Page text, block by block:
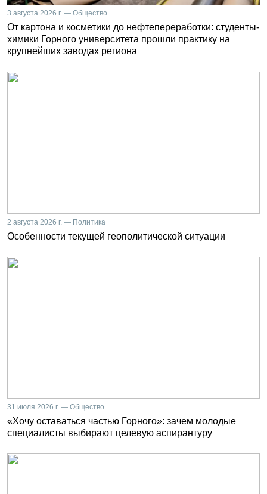
3 августа 2026 г. — Общество
От картона и косметики до нефтепереработки: студенты-
химики Горного университета прошли практику на
крупнейших заводах региона
2 августа 2026 г. — Политика
Особенности текущей геополитической ситуации
31 июля 2026 г. — Общество
«Хочу оставаться частью Горного»: зачем молодые
специалисты выбирают целевую аспирантуру